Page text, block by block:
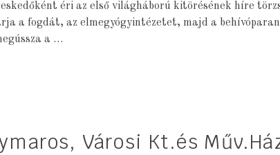
éri az első világháború kitörésének híre
a fogdát, az elmegyógyintézetet, majd a
a …
Városi Kt.és